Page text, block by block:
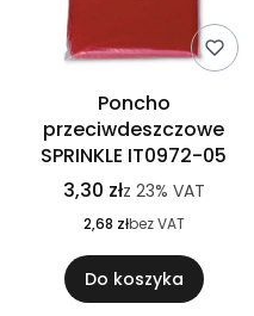
Poncho
przeciwdeszczowe
SPRINKLE IT0972-05
3,30 złz 23% VAT
2,68 złbez VAT
Do koszyka